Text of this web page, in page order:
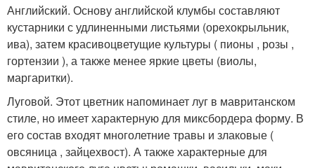
Английский. Основу английской клумбы составляют
кустарники с удлиненными листьями (орехокрыльник,
ива), затем красивоцветущие культуры ( пионы , розы ,
гортензии ), а также менее яркие цветы (виолы,
маргаритки).
Луговой. Этот цветник напоминает луг в мавританском
стиле, но имеет характерную для миксбордера форму. В
его состав входят многолетние травы и злаковые (
овсяница , зайцехвост). А также характерные для